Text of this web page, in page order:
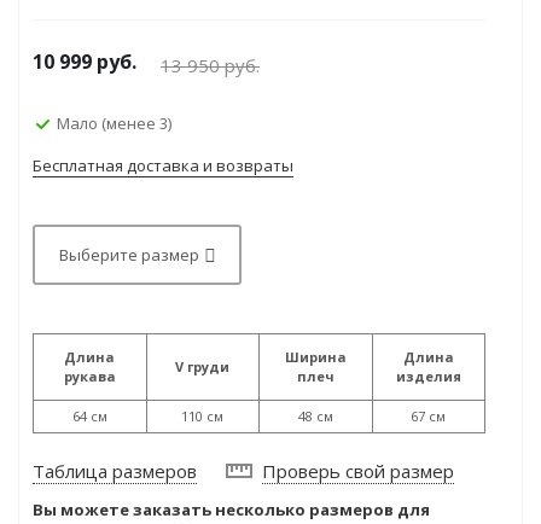
13 950руб.
10 999 руб.
Мало (менее 3)
Бесплатная доставка и возвраты
Выберите размер
Длина
рукава
64 см
V груди
110 см
Ширина
плеч
48 см
Длина
изделия
67 см
Таблица размеров Проверь свой размер
Вы можете заказать несколько размеров для